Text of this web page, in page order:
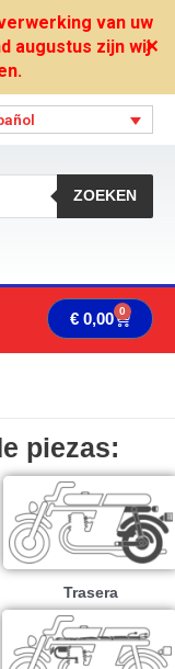
van uw
augustus zijn wij✕
ZOEKEN
€ 0,00 0
piezas:
Trasera